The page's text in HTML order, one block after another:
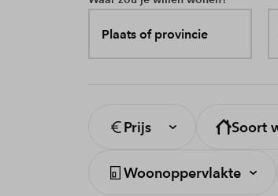
Plaats of provincie
Prijs Soort
Woonoppervlakte